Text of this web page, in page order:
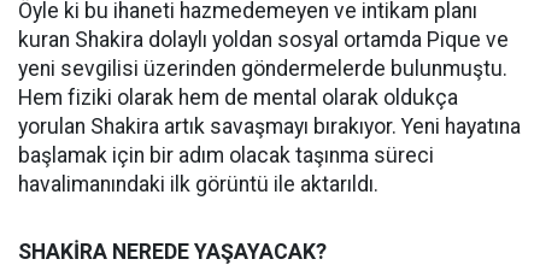
Öyle ki bu ihaneti hazmedemeyen ve intikam planı
kuran Shakira dolaylı yoldan sosyal ortamda Pique ve
yeni sevgilisi üzerinden göndermelerde bulunmuştu.
Hem fiziki olarak hem de mental olarak oldukça
yorulan Shakira artık savaşmayı bırakıyor. Yeni hayatına
başlamak için bir adım olacak taşınma süreci
havalimanındaki ilk görüntü ile aktarıldı.
SHAKİRA NEREDE YAŞAYACAK?